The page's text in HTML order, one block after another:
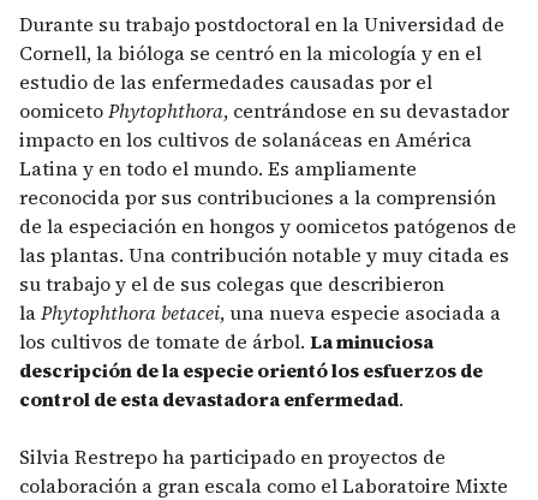
Durante su trabajo postdoctoral en la Universidad de
Cornell, la bióloga se centró en la micología y en el
estudio de las enfermedades causadas por el
oomicetoPhytophthora, centrándose en su devastador
impacto en los cultivos de solanáceas en América
Latina y en todo el mundo. Es ampliamente
reconocida por sus contribuciones a la comprensión
de la especiación en hongos y oomicetos patógenos de
las plantas. Una contribución notable y muy citada es
su trabajo y el de sus colegas que describieron
laPhytophthora betacei, una nueva especie asociada a
los cultivos de tomate de árbol. La minuciosa
descripción de la especie orientó los esfuerzos de
control de esta devastadora enfermedad.
Silvia Restrepo ha participado en proyectos de
colaboración a gran escala como el Laboratoire Mixte